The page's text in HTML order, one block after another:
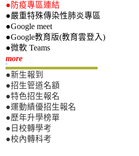
●防疫專區連結
●嚴重特殊傳染性肺炎專區
●Google meet
●Google教育版(教育雲登入)
●微軟 Teams
more新生專區
●新生報到
●招生管道名額
●特色招生報名
●運動績優招生報名
●歷年升學榜單
●日校轉學考
●校內轉科考